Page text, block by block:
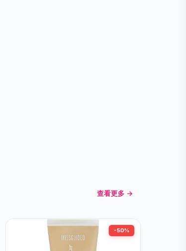
查看更多 →
-50%